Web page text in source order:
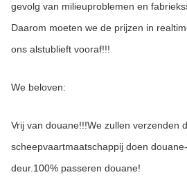
gevolg van milieuproblemen en
Daarom moeten we de prijzen in
ons alstublieft vooraf!!!
We beloven:
Vrij van douane!!!We zullen verzenden
scheepvaartmaatschappij doen
deur.100% passeren douane!